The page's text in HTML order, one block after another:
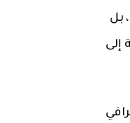
بل
إلى